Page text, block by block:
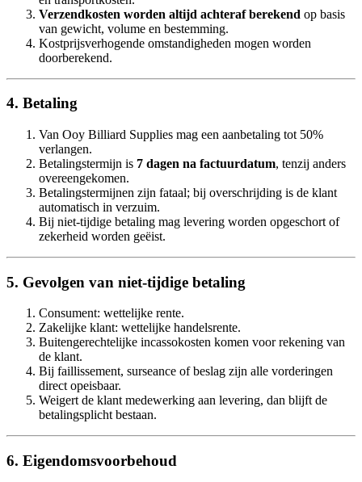
Verzendkosten worden altijd achteraf berekend op basis
van gewicht, volume en bestemming.
Kostprijsverhogende omstandigheden mogen worden
doorberekend.
4. Betaling
Van Ooy Billiard Supplies mag een aanbetaling tot 50%
verlangen.
Betalingstermijn is 7 dagen na factuurdatum, tenzij anders
overeengekomen.
Betalingstermijnen zijn fataal; bij overschrijding is de klant
automatisch in verzuim.
Bij niet-tijdige betaling mag levering worden opgeschort of
zekerheid worden geëist.
5. Gevolgen van niet-tijdige betaling
Consument: wettelijke rente.
Zakelijke klant: wettelijke handelsrente.
Buitengerechtelijke incassokosten komen voor rekening van
de klant.
Bij faillissement, surseance of beslag zijn alle vorderingen
direct opeisbaar.
Weigert de klant medewerking aan levering, dan blijft de
betalingsplicht bestaan.
6. Eigendomsvoorbehoud